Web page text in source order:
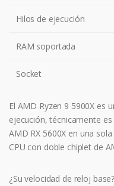
Hilos de ejecución
RAM soportada
Socket
El AMD Ryzen 9 5900X es
ejecución, técnicamente
AMD RX 5600X en una
CPU con doble chiplet de
¿Su velocidad de reloj